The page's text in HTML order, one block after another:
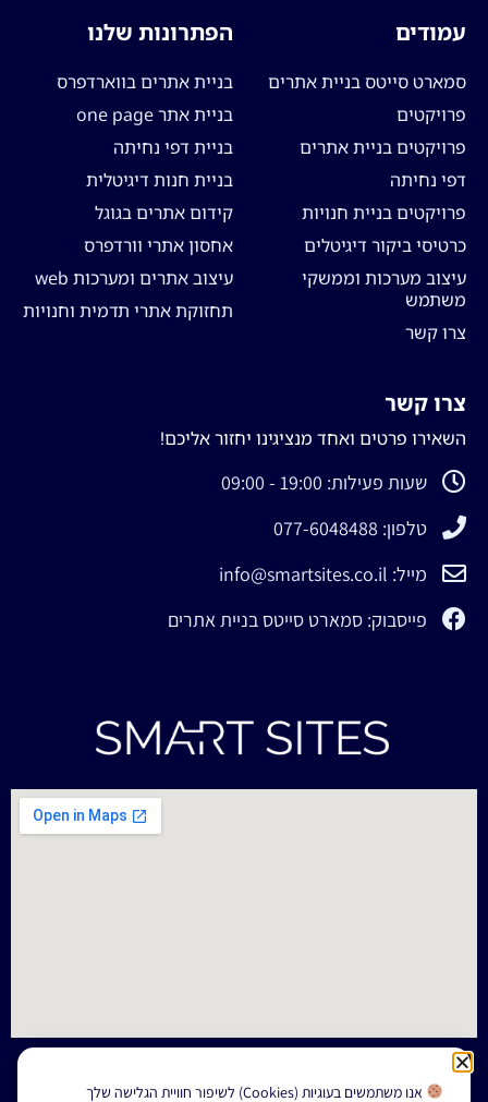
עמודים
סמארט סייטס בניית אתרים
פרויקטים
פרויקטים בניית אתרים
דפי נחיתה
פרויקטים בניית חנויות
כרטיסי ביקור דיגיטלים
עיצוב מערכות וממשקי
משתמש
צרו קשר
הפתרונות שלנו
בניית אתרים בווארדפרס
בניית אתר one page
בניית דפי נחיתה
בניית חנות דיגיטלית
קידום אתרים בגוגל
אחסון אתרי וורדפרס
עיצוב אתרים ומערכות web
תחזוקת אתרי תדמית וחנויות
צרו קשר
השאירו פרטים ואחד מנציגינו יחזור אליכם!
שעות פעילות: 19:00 - 09:00
טלפון: 077-6048488
מייל: info@smartsites.co.il
פייסבוק: סמארט סייטס בניית אתרים
אנו משתמשים בעוגיות (Cookies) לשיפור חוויית הגלישה שלך